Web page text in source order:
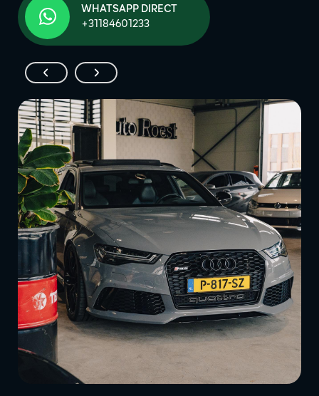
WHATSAPP DIRECT
+31184601233